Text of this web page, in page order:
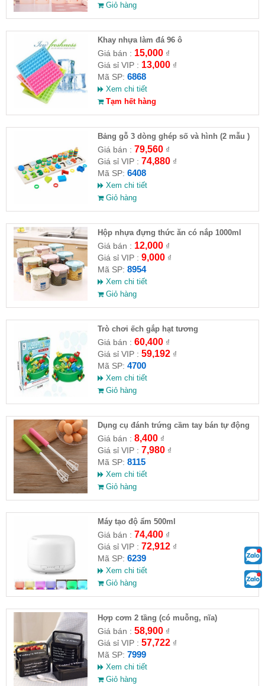
Giỏ hàng
Khay nhựa làm đá 96 ô
Giá bán : 15,000₫
Giá sỉ VIP : 13,000₫
Mã SP: 6868
Xem chi tiết
Tạm hết hàng
Bảng gỗ 3 dòng ghép số và hình (2 mẫu )
Giá bán : 79,560₫
Giá sỉ VIP : 74,880₫
Mã SP: 6408
Xem chi tiết
Giỏ hàng
Hộp nhựa đựng thức ăn có nắp 1000ml
Giá bán : 12,000₫
Giá sỉ VIP : 9,000₫
Mã SP: 8954
Xem chi tiết
Giỏ hàng
Trò chơi ếch gắp hạt tương
Giá bán : 60,400₫
Giá sỉ VIP : 59,192₫
Mã SP: 4700
Xem chi tiết
Giỏ hàng
Dụng cụ đánh trứng cầm tay bán tự động
Giá bán : 8,400₫
Giá sỉ VIP : 7,980₫
Mã SP: 8115
Xem chi tiết
Giỏ hàng
Máy tạo độ ẩm 500ml
Giá bán : 74,400₫
Giá sỉ VIP : 72,912₫
Mã SP: 6239
Xem chi tiết
Giỏ hàng
Hợp cơm 2 tầng (có muỗng, nĩa)
Giá bán : 58,900₫
Giá sỉ VIP : 57,722₫
Mã SP: 7999
Xem chi tiết
Giỏ hàng